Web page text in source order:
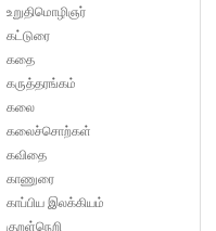
உறுதிமொழிஞர்
கட்டுரை
கதை
கருத்தரங்கம்
கலை
கலைச்சொற்கள்
கவிதை
காணுரை
காப்பிய இலக்கியம்
குறள்நெறி